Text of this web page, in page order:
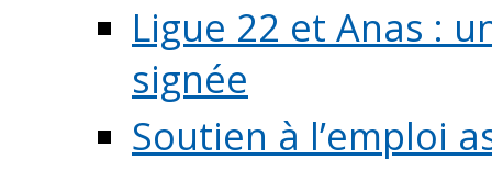
Ligue 22 et Anas :
signée
Soutien à l’emploi